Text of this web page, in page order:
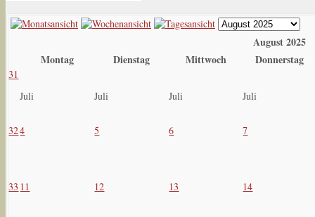
August 2025
Montag
Dienstag Mittwoch Donnerstag
31
Juli
Juli Juli Juli
324 5 6 7
33 11 12 13 14